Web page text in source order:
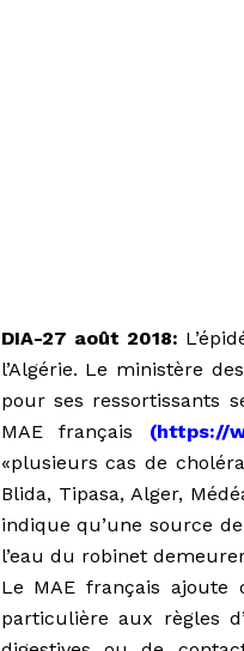
DIA-27 août 2018:
l’Algérie. Le ministère
pour ses ressortissants
MAE français (https://
«plusieurs cas de
Blida, Tipasa, Alger,
indique qu’une source
l’eau du robinet
Le MAE français
particulière aux règles